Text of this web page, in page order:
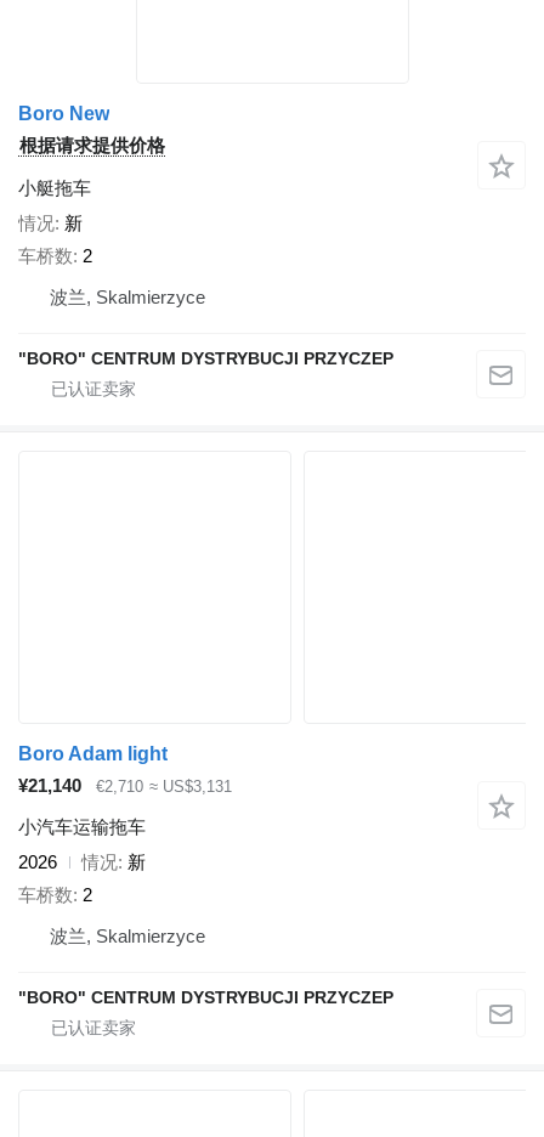
Boro New
根据请求提供价格
小艇拖车
情况 新
车桥数 2
波兰, Skalmierzyce
"BORO" CENTRUM DYSTRYBUCJI PRZYCZEP
Boro Adam light
¥21,140
€2,710 ≈ US$3,131
小汽车运输拖车
2026
情况 新
车桥数 2
波兰, Skalmierzyce
"BORO" CENTRUM DYSTRYBUCJI PRZYCZEP